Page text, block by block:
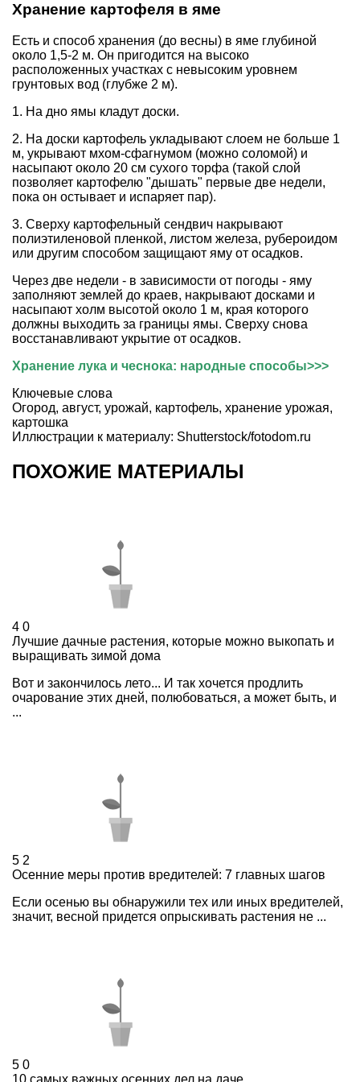
Хранение картофеля в яме
Есть и способ хранения (до весны) в яме глубиной
около 1,5-2 м. Он пригодится на высоко
расположенных участках с невысоким уровнем
грунтовых вод (глубже 2 м).
1. На дно ямы кладут доски.
2. На доски картофель укладывают слоем не больше 1
м, укрывают мхом-сфагнумом (можно соломой) и
насыпают около 20 см сухого торфа (такой слой
позволяет картофелю "дышать" первые две недели,
пока он остывает и испаряет пар).
3. Сверху картофельный сендвич накрывают
полиэтиленовой пленкой, листом железа, рубероидом
или другим способом защищают яму от осадков.
Через две недели - в зависимости от погоды - яму
заполняют землей до краев, накрывают досками и
насыпают холм высотой около 1 м, края которого
должны выходить за границы ямы. Сверху снова
восстанавливают укрытие от осадков.
Хранение лука и чеснока: народные способы>>>
Ключевые слова
Огород, август, урожай, картофель, хранение урожая,
картошка
Иллюстрации к материалу: Shutterstock/fotodom.ru
ПОХОЖИЕ МАТЕРИАЛЫ
4 0
Лучшие дачные растения, которые можно выкопать и
выращивать зимой дома
Вот и закончилось лето... И так хочется продлить
очарование этих дней, полюбоваться, а может быть, и
...
5 2
Осенние меры против вредителей: 7 главных шагов
Если осенью вы обнаружили тех или иных вредителей,
значит, весной придется опрыскивать растения не ...
5 0
10 самых важных осенних дел на даче